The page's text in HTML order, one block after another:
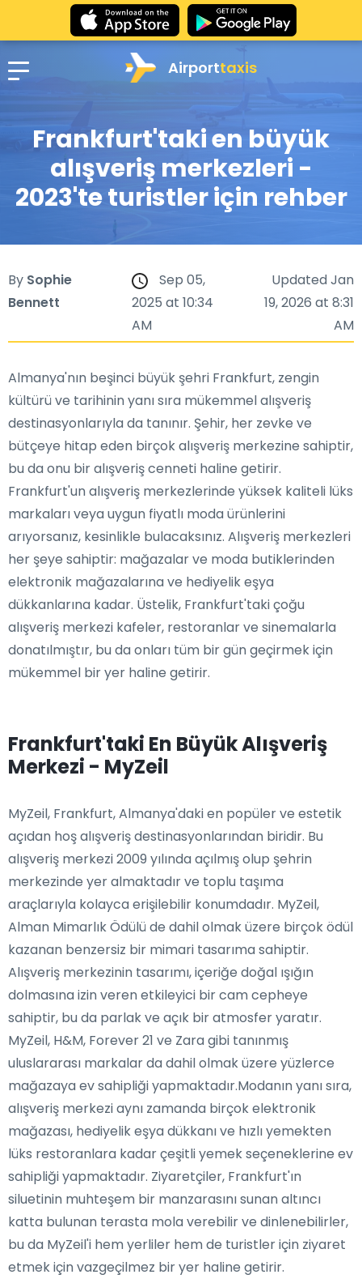
Airporttaxis
Frankfurt'taki en büyük
alışveriş merkezleri -
2023'te turistler için rehber
By Sophie
Bennett
Sep 05,
2025 at 10:34
AM
Updated Jan
19, 2026 at 8:31
AM
Almanya'nın beşinci büyük şehri Frankfurt, zengin
kültürü ve tarihinin yanı sıra mükemmel alışveriş
destinasyonlarıyla da tanınır. Şehir, her zevke ve
bütçeye hitap eden birçok alışveriş merkezine sahiptir,
bu da onu bir alışveriş cenneti haline getirir.
Frankfurt'un alışveriş merkezlerinde yüksek kaliteli lüks
markaları veya uygun fiyatlı moda ürünlerini
arıyorsanız, kesinlikle bulacaksınız. Alışveriş merkezleri
her şeye sahiptir: mağazalar ve moda butiklerinden
elektronik mağazalarına ve hediyelik eşya
dükkanlarına kadar. Üstelik, Frankfurt'taki çoğu
alışveriş merkezi kafeler, restoranlar ve sinemalarla
donatılmıştır, bu da onları tüm bir gün geçirmek için
mükemmel bir yer haline getirir.
Frankfurt'taki En Büyük Alışveriş
Merkezi - MyZeil
MyZeil, Frankfurt, Almanya'daki en popüler ve estetik
açıdan hoş alışveriş destinasyonlarından biridir. Bu
alışveriş merkezi 2009 yılında açılmış olup şehrin
merkezinde yer almaktadır ve toplu taşıma
araçlarıyla kolayca erişilebilir konumdadır. MyZeil,
Alman Mimarlık Ödülü de dahil olmak üzere birçok ödül
kazanan benzersiz bir mimari tasarıma sahiptir.
Alışveriş merkezinin tasarımı, içeriğe doğal ışığın
dolmasına izin veren etkileyici bir cam cepheye
sahiptir, bu da parlak ve açık bir atmosfer yaratır.
MyZeil, H&M, Forever 21 ve Zara gibi tanınmış
uluslararası markalar da dahil olmak üzere yüzlerce
mağazaya ev sahipliği yapmaktadır.Modanın yanı sıra,
alışveriş merkezi aynı zamanda birçok elektronik
mağazası, hediyelik eşya dükkanı ve hızlı yemekten
lüks restoranlara kadar çeşitli yemek seçeneklerine ev
sahipliği yapmaktadır. Ziyaretçiler, Frankfurt'ın
siluetinin muhteşem bir manzarasını sunan altıncı
katta bulunan terasta mola verebilir ve dinlenebilirler,
bu da MyZeil'i hem yerliler hem de turistler için ziyaret
etmek için vazgeçilmez bir yer haline getirir.